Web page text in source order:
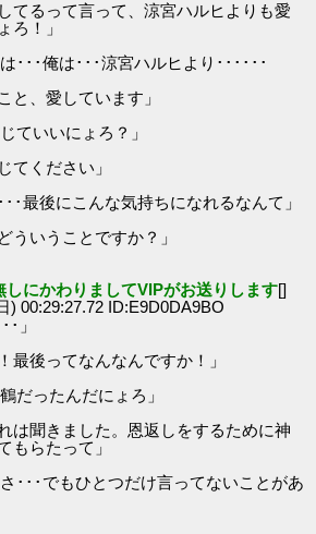
てるって言って、涼宮ハルヒよりも愛
ろ！」
･･･俺は･･･涼宮ハルヒより･･････
愛しています」
ていいにょろ？」
てください」
･最後にこんな気持ちになれるなんて」
ういうことですか？」
しにかわりましてVIPがお送りします[]
) 00:29:27.72 ID:E9D0DA9BO
･」
最後ってなんなんですか！」
だったんだにょろ」
は聞きました。恩返しをするために神
もらたって」
･･･でもひとつだけ言ってないことがあ